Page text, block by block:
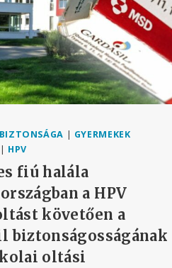
| GYERMEKEK
| HPV
fiú halála
a HPV
követően a
biztonságosságának
oltási